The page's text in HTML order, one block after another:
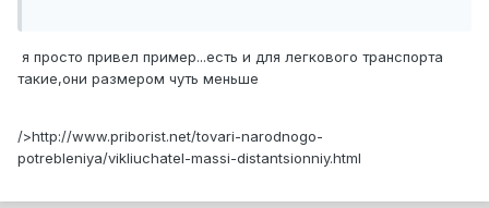
я просто привел пример...есть и для легкового транспорта
такие,они размером чуть меньше
/>http://www.priborist.net/tovari-narodnogo-
potrebleniya/vikliuchatel-massi-distantsionniy.html